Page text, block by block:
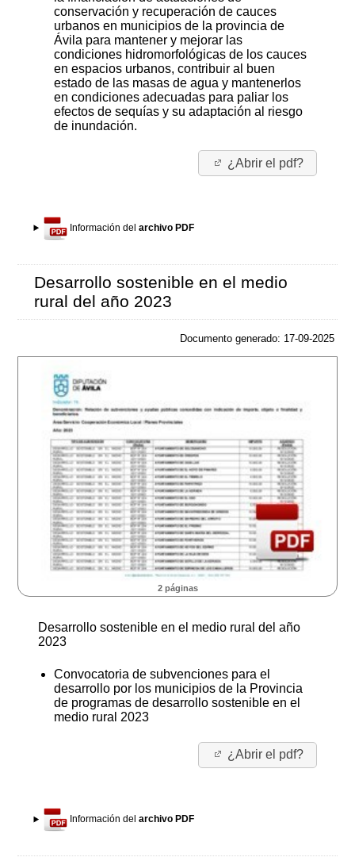
conservación y recuperación de cauces
urbanos en municipios de la provincia de
Ávila para mantener y mejorar las
condiciones hidromorfológicas de los cauces
en espacios urbanos, contribuir al buen
estado de las masas de agua y mantenerlos
en condiciones adecuadas para paliar los
efectos de sequías y su adaptación al riesgo
de inundación.
¿Abrir el pdf?
Información delarchivo PDF
Desarrollo sostenible en el medio
rural del año 2023
Documento generado: 17-09-2025
2 páginas
Desarrollo sostenible en el medio rural del año
2023
Convocatoria de subvenciones para el
desarrollo por los municipios de la Provincia
de programas de desarrollo sostenible en el
medio rural 2023
¿Abrir el pdf?
Información delarchivo PDF